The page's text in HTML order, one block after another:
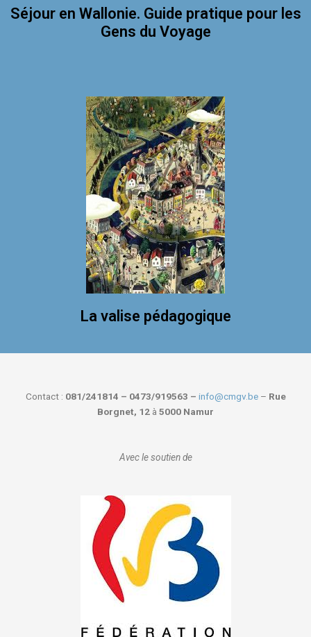
Séjour en Wallonie. Guide pratique pour les
Gens du Voyage
La valise pédagogique
Contact : 081/241814 – 0473/919563 – info@cmgv.be– Rue
Borgnet, 12 à 5000 Namur
Avec le soutien de